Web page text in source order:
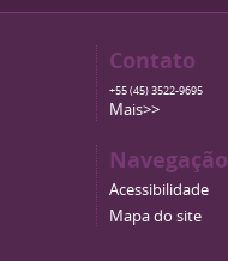
Contato
+55 (45) 3522-9695
Mais>>
Navegação
Acessibilidade
Mapa do site